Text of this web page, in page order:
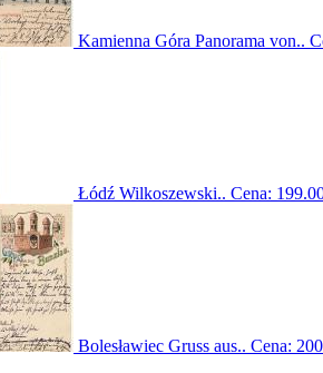
Kamienna Góra Panorama von..
Łódź Wilkoszewski.. Cena:
Bolesławiec Gruss aus.. Cena: